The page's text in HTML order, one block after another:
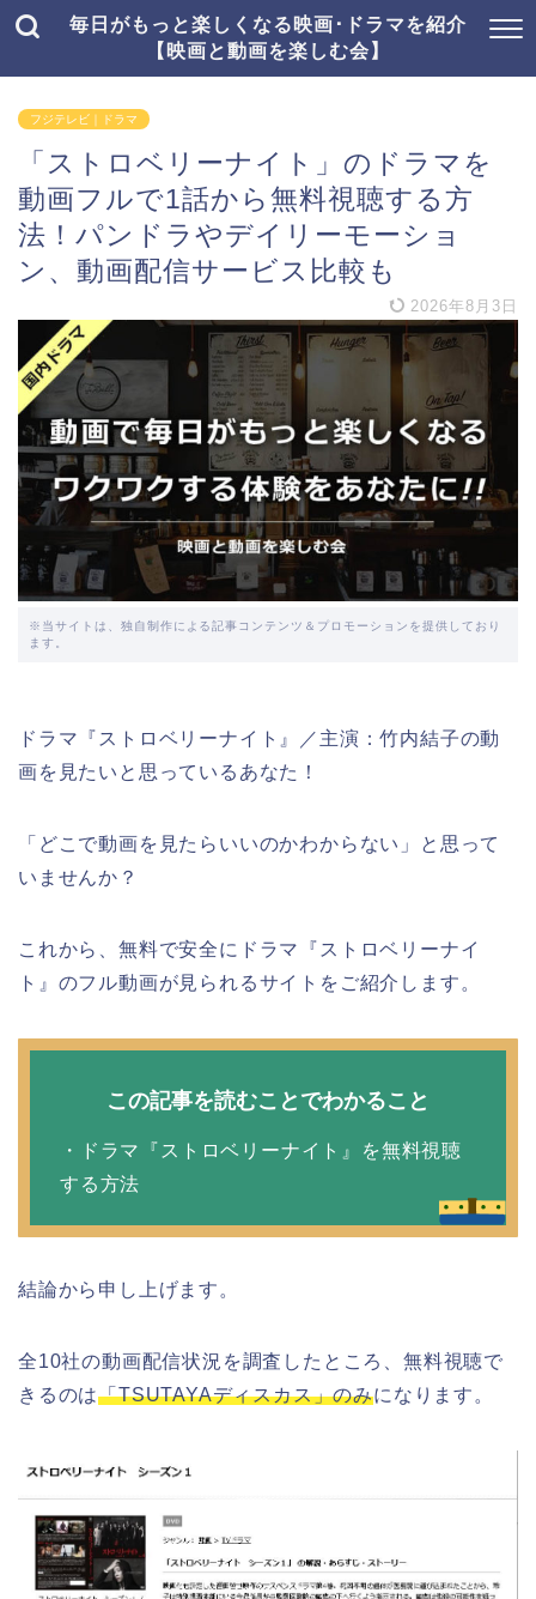
毎日がもっと楽しくなる映画･ドラマを紹介
【映画と動画を楽しむ会】
フジテレビ｜ドラマ
「ストロベリーナイト」のドラマを
動画フルで1話から無料視聴する方
法！パンドラやデイリーモーショ
ン、動画配信サービス比較も
2026年8月3日
※当サイトは、独自制作による記事コンテンツ＆プロモーションを提供しており
ます。
ドラマ『ストロベリーナイト』／主演：竹内結子の動
画を見たいと思っているあなた！
「どこで動画を見たらいいのかわからない」と思って
いませんか？
これから、無料で安全にドラマ『ストロベリーナイ
ト』のフル動画が見られるサイトをご紹介します。
この記事を読むことでわかること
・ドラマ『ストロベリーナイト』を無料視聴
する方法
結論から申し上げます。
全10社の動画配信状況を調査したところ、無料視聴で
きるのは「TSUTAYAディスカス」のみになります。